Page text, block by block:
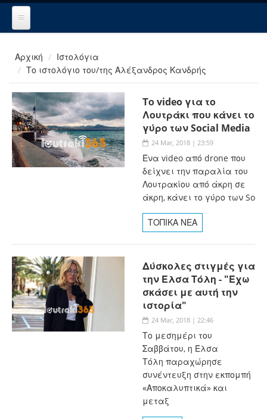
Αρχική
Ιστολόγια
Το ιστολόγιο του/της Αλέξανδρος Κανδρής
Το video για το
Λουτράκι που κάνει το
γύρο των Social Media
24 Mar, 2018 | 23:59
Ένα video από drone που
δείχνει την παραλία του
Λουτρακίου από άκρη σε
άκρη, κάνει το γύρο των So
ΤΟΠΙΚΑ ΝΕΑ
Δύσκολες στιγμές για
την Έλσα Τόλη - "Έχω
σκάσει με αυτή την
ιστορία"
24 Mar, 2018 | 22:46
Το μεσημέρι του
Σαββάτου, η Έλσα
Τόλη παραχώρησε
συνέντευξη στην εκπομπή
«Αποκαλυπτικά» και
μεταξ